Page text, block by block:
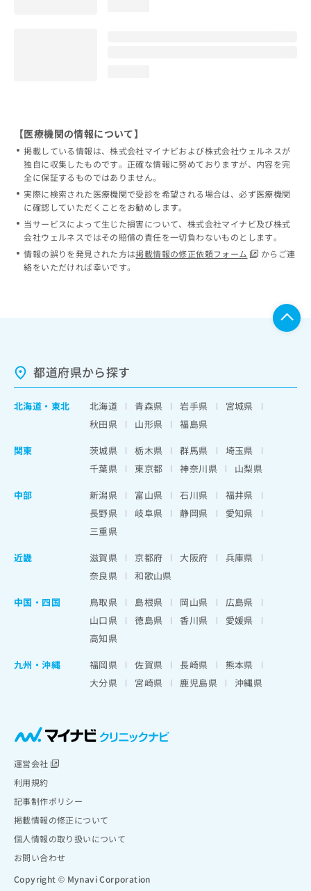
【医療機関の情報について】
掲載している情報は、株式会社マイナビおよび株式会社ウェルネスが
独自に収集したものです。正確な情報に努めておりますが、内容を完
全に保証するものではありません。
実際に検索された医療機関で受診を希望される場合は、必ず医療機関
に確認していただくことをお勧めします。
当サービスによって生じた損害について、株式会社マイナビ及び株式
会社ウェルネスではその賠償の責任を一切負わないものとします。
情報の誤りを発見された方は掲載情報の修正依頼フォーム
からご連
絡をいただければ幸いです。
都道府県から探す
北海道 ・ 東北 北海道 青森県 岩手県
宮城県
秋田県
山形県
福島県
関東
茨城県 栃木県 群馬県
埼玉県
千葉県
東京都 神奈川県
山梨県
中部
新潟県 富山県 石川県
福井県
長野県
岐阜県 静岡県
愛知県
三重県
近畿
滋賀県 京都府 大阪府
兵庫県
奈良県
和歌山県
中国・四国
鳥取県 島根県 岡山県
広島県
山口県
徳島県 香川県
愛媛県
高知県
九州・沖縄
福岡県 佐賀県 長崎県
熊本県
大分県
宮崎県 鹿児島県 沖縄県
運営会社
利用規約
記事制作ポリシー
掲載情報の修正について
個人情報の取り扱いについて
お問い合わせ
Copyright © Mynavi Corporation